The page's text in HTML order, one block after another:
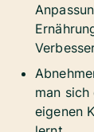
man
eigenen